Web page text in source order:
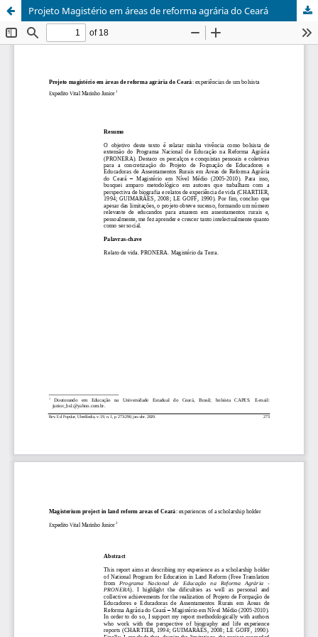
Projeto Magistério em áreas de reforma agrária do Ceará